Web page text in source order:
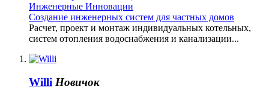
Инженерные Инновации
Создание инженерных систем для частных домов
Расчет, проект и монтаж индивидуальных котельных,
систем отопления водоснабжения и канализации...
Willi Новичок